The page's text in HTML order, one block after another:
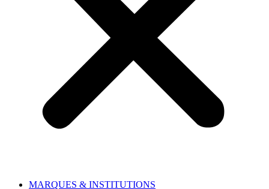
MARQUES & INSTITUTIONS